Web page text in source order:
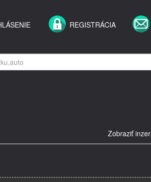
REGISTRÁCIA
Zobraziť